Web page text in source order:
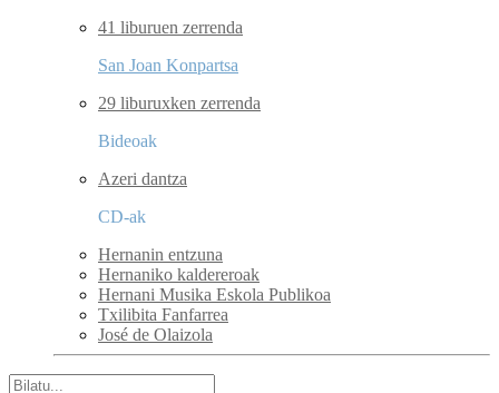
41 liburuen zerrenda
San Joan Konpartsa
29 liburuxken zerrenda
Bideoak
Azeri dantza
CD-ak
Hernanin entzuna
Hernaniko kaldereroak
Hernani Musika Eskola Publikoa
Txilibita Fanfarrea
José de Olaizola